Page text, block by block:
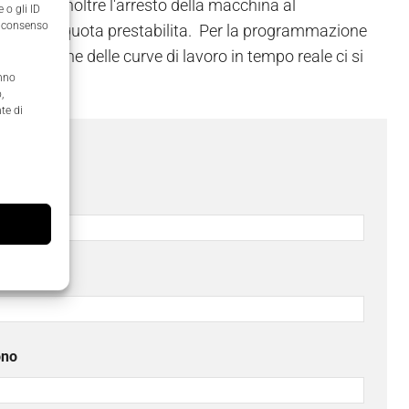
o gli ID
di
inoltre l'arresto della macchina al
di una quota prestabilita. Per la programmazione
delle curve di lavoro in tempo reale ci si